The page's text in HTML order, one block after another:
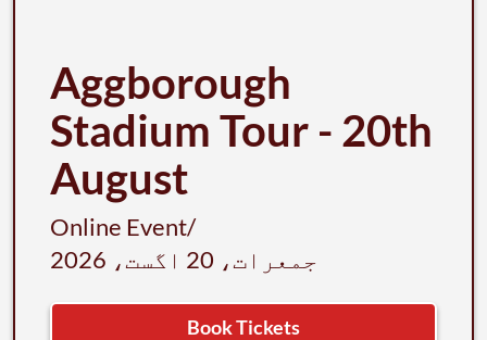
Aggborough
Stadium Tour - 20th
August
Online Event/
جمعرات، 20 اگست، 2026
Book Tickets